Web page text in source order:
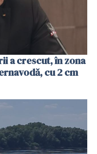
a crescut, în zona
cu 2 cm